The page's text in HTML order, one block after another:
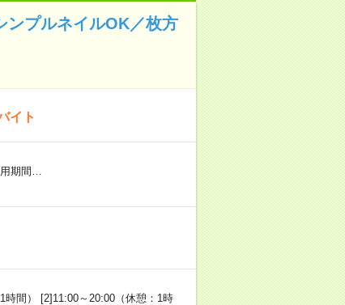
ンプルネイルOK／枚方
イト
期間…
間） [2]11:00～20:00（休憩：1時